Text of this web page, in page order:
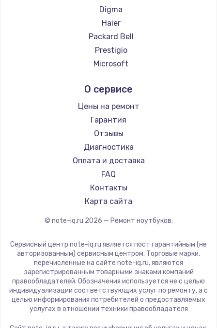
Ремонт ноутбуков ZTE
Ремонт ноутбуков Hiper
Ремонт ноутбуков Evga
Ремонт ноутбуков Google
Ремонт ноутбуков Echips
Ремонт ноутбуков Predator
Ремонт ноутбуков iru
Ремонт ноутбуков Machenike
Ремонт ноутбуков DEXP
Ремонт ноутбуков Teclast
Ремонт ноутбуков CHUWI
Ремонт ноутбуков Colorful
Digma
Haier
Packard Bell
Prestigio
Microsoft
Aquarius
Gigabyte
Aorus
Maibenben
Getac
Epson
Philips
LG
Panasonic
ZTE
Hiper
Evga
Google
Echips
О сервисе
Цены на ремонт
Гарантия
Отзывы
Диагностика
Оплата и доставка
FAQ
Контакты
Карта сайта
© note-iq.ru 2026 — Ремонт ноутбуков.
Сервисный центр note-iq.ru является пост гарантийным (не
авторизованным) сервисным центром. Торговые марки,
перечисленные на сайте note-iq.ru, являются
зарегистрированным товарными знаками компаний
правообладателей. Обозначения используется не с целью
индивидуализации соответствующих услуг по ремонту, а с
целью информирования потребителей о предоставляемых
услугах в отношении техники правообладателя